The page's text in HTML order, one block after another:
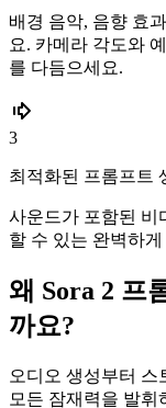
배경 음악, 음향 효
요. 카메라 각도와
를 다듬으세요.
3
최적화된 프롬프트
사운드가 포함된 비
할 수 있는 완벽하
왜 Sora 2 프
까요?
오디오 생성부터 스
모든 잠재력을 발휘